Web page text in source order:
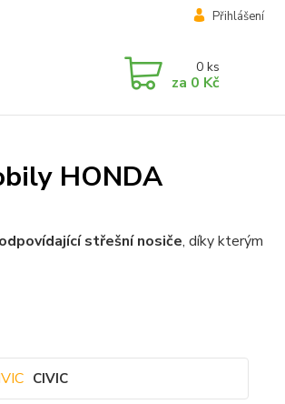
Přihlášení
0 ks
za 0 Kč
HONDA
střešní nosiče, díky kterým
CIVIC